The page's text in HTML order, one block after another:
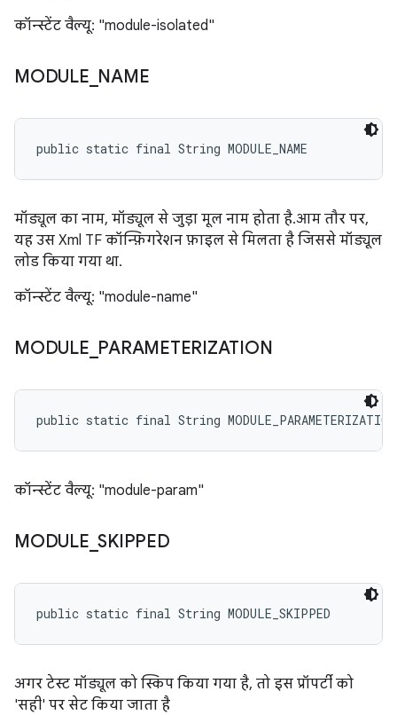
कॉन्स्टेंट वैल्यू: "module-isolated"
MODULE NAME
public static final String MODULE_NAME
मॉड्यूल का नाम, मॉड्यूल से जुड़ा मूल नाम होता है. आम तौर पर,
यह उस Xml TF कॉन्फ़िगरेशन फ़ाइल से मिलता है जिससे मॉड्यूल
लोड किया गया था.
कॉन्स्टेंट वैल्यू: "module-name"
MODULE PARAMETERIZATION
public static final String MODULE_PARAMETERIZATION
कॉन्स्टेंट वैल्यू: "module-param"
MODULE _SKIPPED
public static final String MODULE_SKIPPED
अगर टेस्ट मॉड्यूल को स्किप किया गया है, तो इस प्रॉपर्टी को
'सही' पर सेट किया जाता है